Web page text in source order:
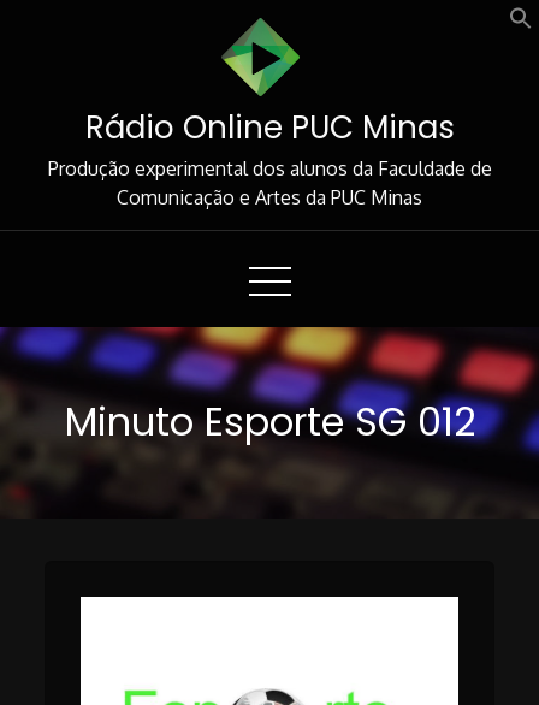
Rádio Online PUC Minas
Produção experimental dos alunos da Faculdade de
Comunicação e Artes da PUC Minas
Minuto Esporte SG 012